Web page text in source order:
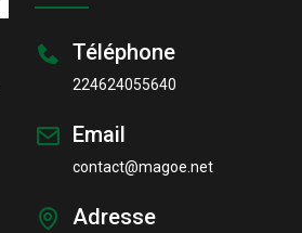
Téléphone
224624055640
Email
contact@magoe.net
Adresse